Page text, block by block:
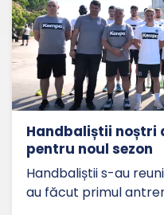
Handbaliștii
pentru noul sezon
Handbaliștii s-au
au făcut primul